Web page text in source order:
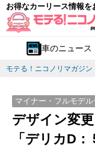
お得なカーリース情報を
車のニュース
モテる！ニコノリマガジン
マイナー・フルモデ
デザイン変
「デリカD